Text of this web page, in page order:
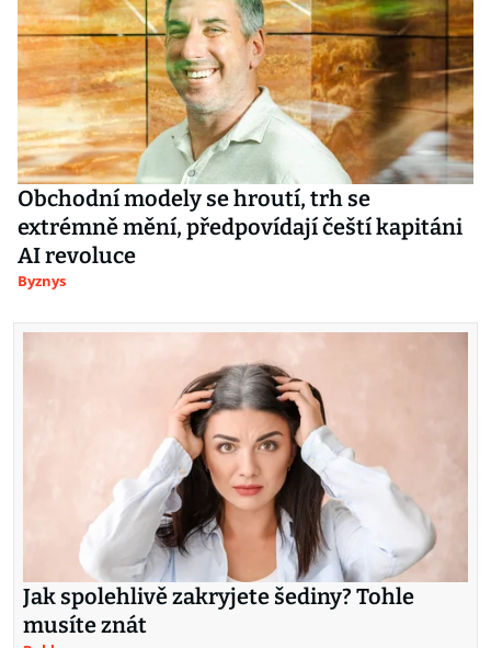
Obchodní modely se hroutí, trh se
extrémně mění, předpovídají čeští kapitáni
AI revoluce
Byznys
Jak spolehlivě zakryjete šediny? Tohle
musíte znát